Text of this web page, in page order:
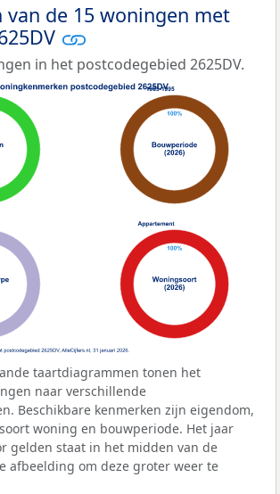
van de 15 woningen met
in het postcodegebied 2625DV.
taartdiagrammen tonen het
naar verschillende
Beschikbare kenmerken zijn eigendom,
woning en bouwperiode. Het jaar
gelden staat in het midden van de
afbeelding om deze groter weer te